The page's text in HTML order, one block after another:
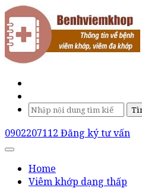
0902207112 Đăng ký tư vấn
Home
Viêm khớp dạng thấp